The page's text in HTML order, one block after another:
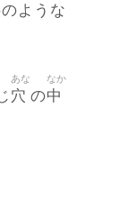
のような
じ 穴
あな
の中
なか